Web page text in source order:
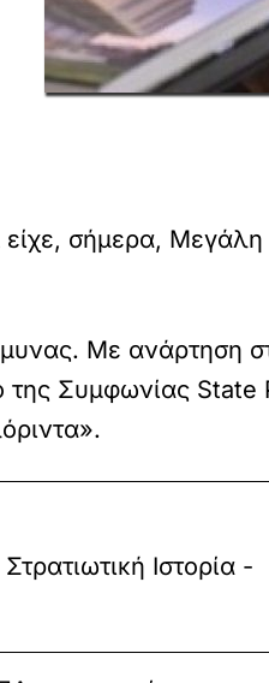
σήμερα, Μεγάλη
Με ανάρτηση
της Συμφωνίας
Ιστορία -